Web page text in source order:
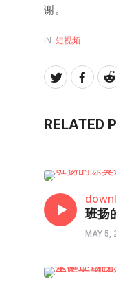
谢。
IN: 短视频
RELATED
班扬
MAY 5,